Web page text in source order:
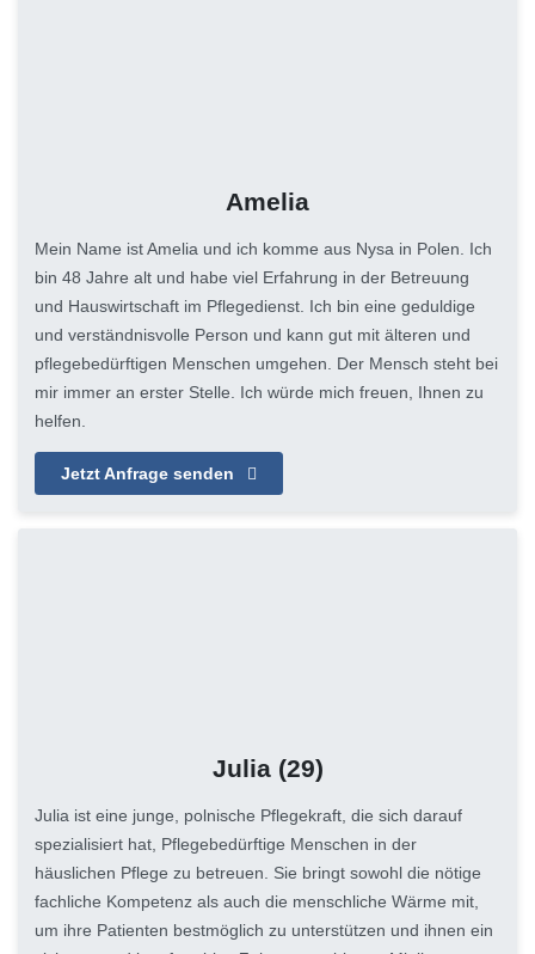
Amelia
Mein Name ist Amelia und ich komme aus Nysa in Polen. Ich
bin 48 Jahre alt und habe viel Erfahrung in der Betreuung
und Hauswirtschaft im Pflegedienst. Ich bin eine geduldige
und verständnisvolle Person und kann gut mit älteren und
pflegebedürftigen Menschen umgehen. Der Mensch steht bei
mir immer an erster Stelle. Ich würde mich freuen, Ihnen zu
helfen.
Jetzt Anfrage senden
Julia (29)
Julia ist eine junge, polnische Pflegekraft, die sich darauf
spezialisiert hat, Pflegebedürftige Menschen in der
häuslichen Pflege zu betreuen. Sie bringt sowohl die nötige
fachliche Kompetenz als auch die menschliche Wärme mit,
um ihre Patienten bestmöglich zu unterstützen und ihnen ein